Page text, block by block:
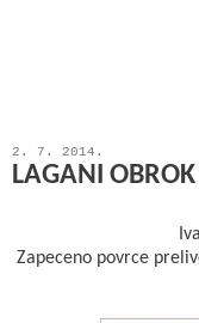
2. 7. 2014.
LAGANI OBROK
Zapeceno povrce